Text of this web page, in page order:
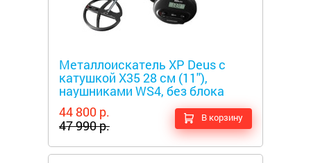
Металлоискатель XP Deus c
катушкой X35 28 см (11''),
наушниками WS4, без блока
44 800 р.
47 990 р.
В корзину